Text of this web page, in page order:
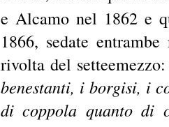
e Alcamo nel 1862 e
1866, sedate
rivolta del
benestanti, i borgisi, i
di coppola quanto di